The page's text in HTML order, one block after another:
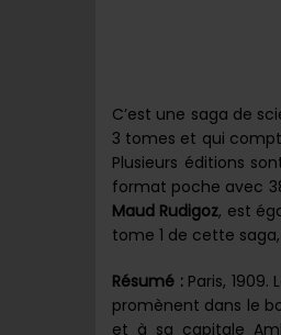
C’est une saga de
3 tomes et qui
Plusieurs éditions
format poche avec
Maud Rudigoz, est
tome 1 de cette
Résumé : Paris,
promènent dans le
et à sa capitale